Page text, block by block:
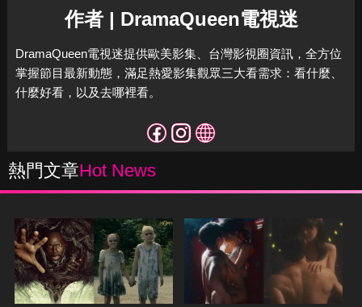
作者 | DramaQueen電視迷
DramaQueen電視迷提供歐美影集、台灣影視圈資訊，全方位
掌握節目最新動態，滿足熱愛影集觀眾三大看需求：看什麼、
什麼好看，以及去哪裡看。
熱門文章Hot News